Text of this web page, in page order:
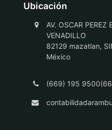
Ubicación
AV. OSCAR PEREZ
VENADILLO
82129 mazatlan,
México
(669) 195